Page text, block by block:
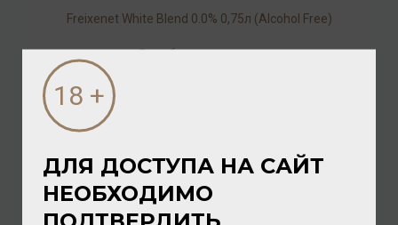
Freixenet White Blend 0.0% 0,75л (Alcohol Free)
Вино безалкогольное
ДЛЯ ДОСТУПА НА САЙТ
НЕОБХОДИМО